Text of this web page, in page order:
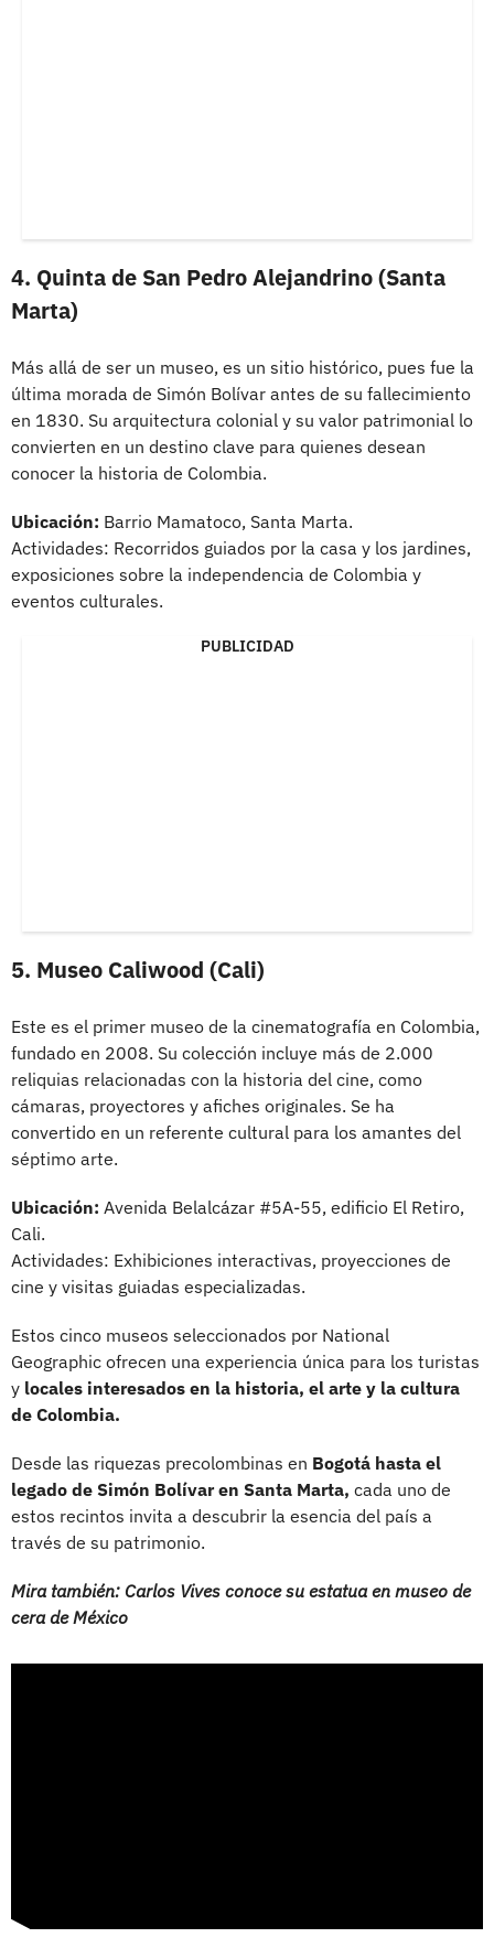
4. Quinta de San Pedro Alejandrino (Santa
Marta)
Más allá de ser un museo, es un sitio histórico, pues fue la
última morada de Simón Bolívar antes de su fallecimiento
en 1830. Su arquitectura colonial y su valor patrimonial lo
convierten en un destino clave para quienes desean
conocer la historia de Colombia.
Ubicación: Barrio Mamatoco, Santa Marta.
Actividades: Recorridos guiados por la casa y los jardines,
exposiciones sobre la independencia de Colombia y
eventos culturales.
PUBLICIDAD
5. Museo Caliwood (Cali)
Este es el primer museo de la cinematografía en Colombia,
fundado en 2008. Su colección incluye más de 2.000
reliquias relacionadas con la historia del cine, como
cámaras, proyectores y afiches originales. Se ha
convertido en un referente cultural para los amantes del
séptimo arte.
Ubicación: Avenida Belalcázar #5A-55, edificio El Retiro,
Cali.
Actividades: Exhibiciones interactivas, proyecciones de
cine y visitas guiadas especializadas.
Estos cinco museos seleccionados por National
Geographic ofrecen una experiencia única para los turistas
y locales interesados en la historia, el arte y la cultura
de Colombia.
Desde las riquezas precolombinas en Bogotá hasta el
legado de Simón Bolívar en Santa Marta, cada uno de
estos recintos invita a descubrir la esencia del país a
través de su patrimonio.
Mira también: Carlos Vives conoce su estatua en museo de
cera de México